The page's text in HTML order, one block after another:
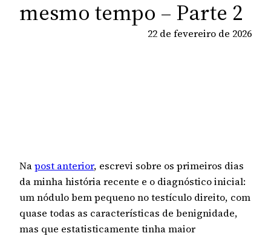
mesmo tempo – Parte 2
22 de fevereiro de 2026
Napost anterior, escrevi sobre os primeiros dias
da minha história recente e o diagnóstico inicial:
um nódulo bem pequeno no testículo direito, com
quase todas as características de benignidade,
mas que estatisticamente tinha maior